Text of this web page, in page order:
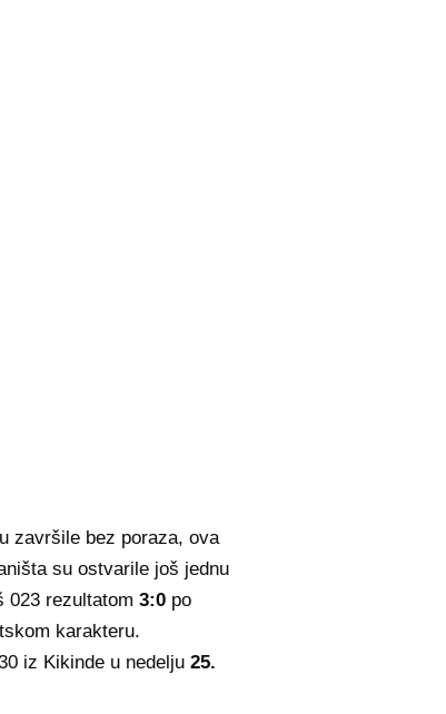
završile bez poraza, ova
su ostvarile još jednu
023 rezultatom 3:0 po
karakteru.
iz Kikinde u nedelju 25.